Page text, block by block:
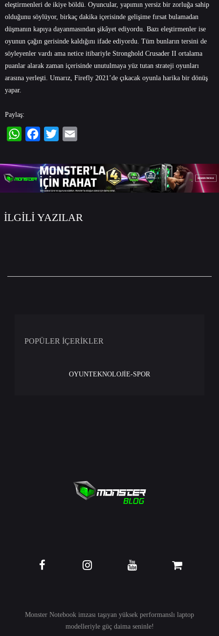
eleştirmenleri de ikiye böldü. Oyuncular, yapımın yersiz bir zorluğa sahip
olduğunu söylüyor, birkaç dakika içerisinde gelişime fırsat bulamadan
düşmanın kapıya dayanmasından şikâyet ediyordu. Bazı eleştirmenler ise
oyunun çağın gerisinde kaldığını ifade ediyordu. Tüm bunların tersini de
söyleyenler vardı ama netice itibariyle Stronghold Crusader II ortalama
puanlar alarak zaman içerisinde unutulmaya yüz tutan strateji oyunları
arasına yerleşti. Umarız, Firefly 2021’de çıkacak oyunla harika bir dönüş
yapar.
Paylaş:
İLGİLİ YAZILAR
POPÜLER İÇERİKLER
OYUNTEKNOLOJİE-SPOR
Monster Notebook imzası taşıyan yüksek performanslı laptop
modelleriyle güç daima seninle!